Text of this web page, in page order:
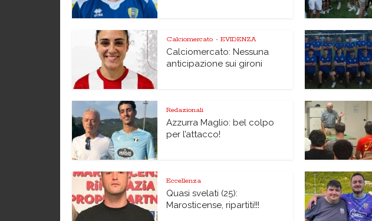
Calciomercato • EVIDENZA
Calciomercato: Nessuna
anticipazione sui gironi
Redazionali
Azzurra Maglio: bel colpo
per l’attacco!
Eccellenza
Quasi svelati (25):
Marosticense, ripartiti!!!